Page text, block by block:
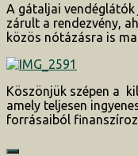
A gátaljai
zárult a rendezvény,
közös nótázásra is
Köszönjük szépen a
amely teljesen
forrásaiból